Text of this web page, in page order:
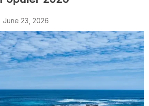
June 23, 2026